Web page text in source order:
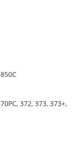
372, 373, 373+,